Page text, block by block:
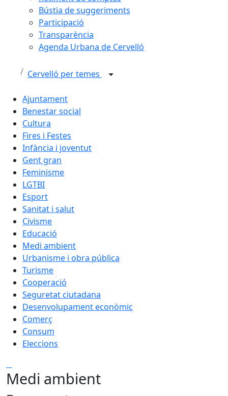
Bústia de suggeriments
Participació
Transparència
Agenda Urbana de Cervelló
Cervelló per temes
Ajuntament
Benestar social
Cultura
Fires i Festes
Infància i joventut
Gent gran
Feminisme
LGTBI
Esport
Sanitat i salut
Civisme
Educació
Medi ambient
Urbanisme i obra pública
Turisme
Cooperació
Seguretat ciutadana
Desenvolupament econòmic
Comerç
Consum
Eleccions
Medi ambient